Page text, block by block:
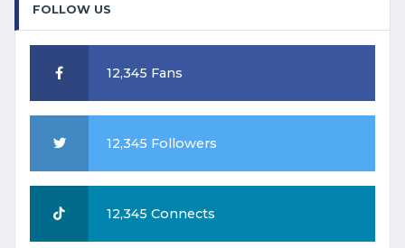
FOLLOW US
12,345 Fans
12,345 Followers
12,345 Connects